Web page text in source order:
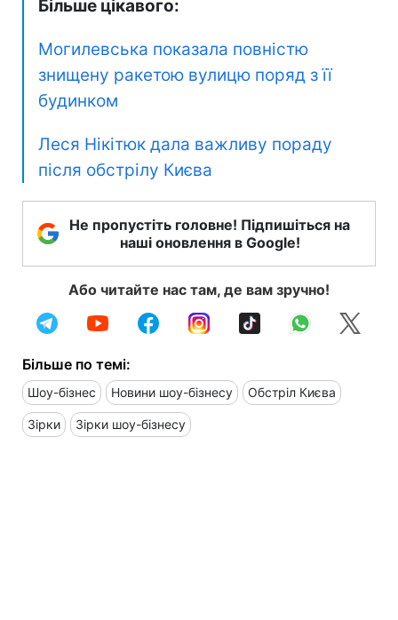
Більше цікавого:
Могилевська показала повністю
знищену ракетою вулицю поряд з її
будинком
Леся Нікітюк дала важливу пораду
після обстрілу Києва
Не пропустіть головне! Підпишіться на
наші оновлення в Google!
Або читайте нас там, де вам зручно!
Більше по темі:
Шоу-бізнес Новини шоу-бізнесу Обстріл Києва
Зірки Зірки шоу-бізнесу